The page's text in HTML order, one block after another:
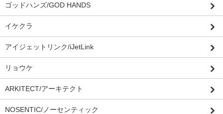
ゴッドハンズ/GOD HANDS
イケクラ
アイジェットリンク/iJetLink
リョウケ
ARKITECT/アーキテクト
NOSENTIC/ノーセンティック